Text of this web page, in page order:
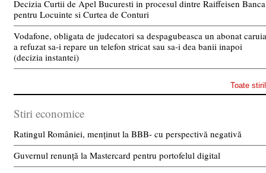
Decizia Curtii de Apel Bucuresti in procesul dintre Raiffeisen Banca
pentru Locuinte si Curtea de Conturi
Vodafone, obligata de judecatori sa despagubeasca un abonat caruia
a refuzat sa-i repare un telefon stricat sau sa-i dea banii inapoi
(decizia instantei)
Toate
Stiri economice
Ratingul României, menținut la BBB- cu perspectivă negativă
Guvernul renunță la Mastercard pentru portofelul digital